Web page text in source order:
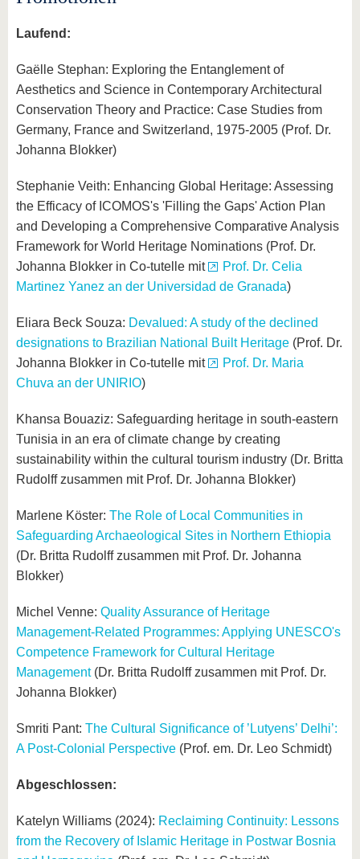
Laufend:
Gaëlle Stephan: Exploring the Entanglement of
Aesthetics and Science in Contemporary Architectural
Conservation Theory and Practice: Case Studies from
Germany, France and Switzerland, 1975-2005 (Prof. Dr.
Johanna Blokker)
Stephanie Veith: Enhancing Global Heritage: Assessing
the Efficacy of ICOMOS's 'Filling the Gaps' Action Plan
and Developing a Comprehensive Comparative Analysis
Framework for World Heritage Nominations (Prof. Dr.
Johanna Blokker in Co-tutelle mit
Prof. Dr. Celia
Martinez Yanez an der Universidad de Granada)
Eliara Beck Souza: Devalued: A study of the declined
designations to Brazilian National Built Heritage (Prof. Dr.
Johanna Blokker in Co-tutelle mit
Prof. Dr. Maria
Chuva an der UNIRIO)
Khansa Bouaziz: Safeguarding heritage in south-eastern
Tunisia in an era of climate change by creating
sustainability within the cultural tourism industry (Dr. Britta
Rudolff zusammen mit Prof. Dr. Johanna Blokker)
Marlene Köster: The Role of Local Communities in
Safeguarding Archaeological Sites in Northern Ethiopia
(Dr. Britta Rudolff zusammen mit Prof. Dr. Johanna
Blokker)
Michel Venne: Quality Assurance of Heritage
Management-Related Programmes: Applying UNESCO's
Competence Framework for Cultural Heritage
Management(Dr. Britta Rudolff zusammen mit Prof. Dr.
Johanna Blokker)
Smriti Pant: The Cultural Significance of ’Lutyens’ Delhi’:
A Post-Colonial Perspective (Prof. em. Dr. Leo Schmidt)
Abgeschlossen:
Katelyn Williams (2024): Reclaiming Continuity: Lessons
from the Recovery of Islamic Heritage in Postwar Bosnia